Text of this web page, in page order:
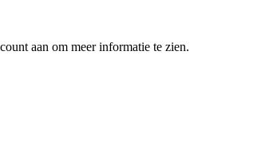
aan om meer informatie te zien.